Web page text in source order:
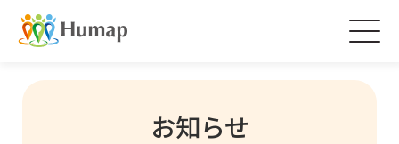
お知らせ